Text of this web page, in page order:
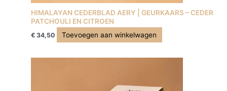
HIMALAYAN CEDERBLAD AERY | GEURKAARS – CEDER
PATCHOULI EN CITROEN
€ 34,50 Toevoegen aan winkelwagen